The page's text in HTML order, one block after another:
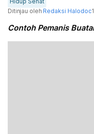
Ditinjau oleh Redaksi Halodoc
Contoh Pemanis